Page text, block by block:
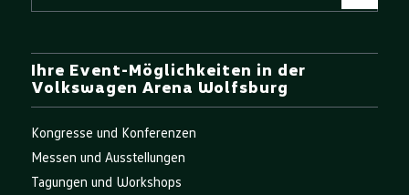
Ihre Event-Möglichkeiten in der
Volkswagen Arena Wolfsburg
Kongresse und Konferenzen
Messen und Ausstellungen
Tagungen und Workshops